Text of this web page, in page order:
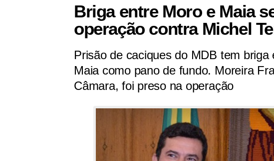
Briga entre Moro e Maia
operação contra Michel
Prisão de caciques do MDB tem
Maia como pano de fundo. Moreira
Câmara, foi preso na operação